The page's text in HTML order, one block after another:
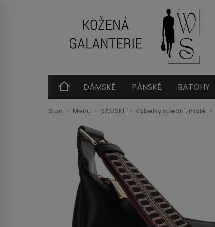
DÁMSKÉ PÁNSKÉ BATOHY
Start Menu DÁMSKÉ Kabelky střední, malé